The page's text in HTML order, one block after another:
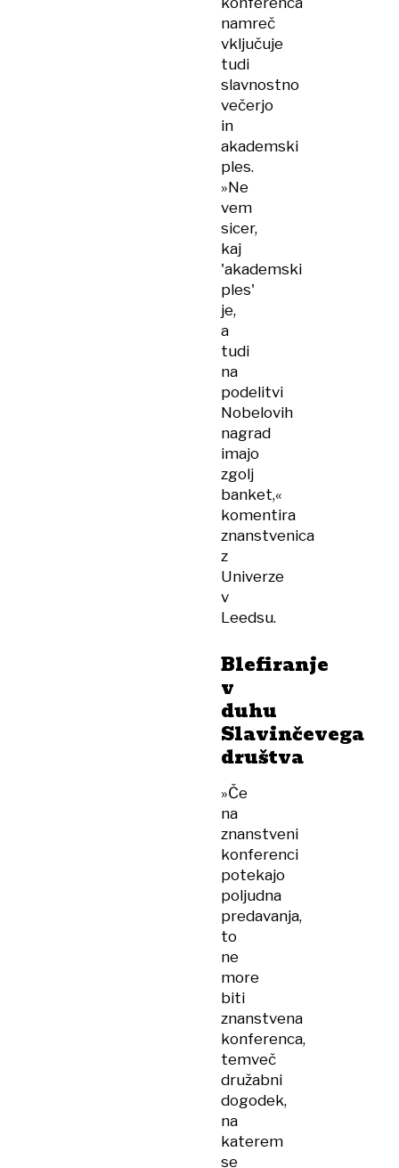
namreč
vključuje
tudi
slavnostno
večerjo
in
akademski
ples.
»Ne
vem
sicer,
kaj
'akademski
ples'
je,
a
tudi
na
podelitvi
Nobelovih
nagrad
imajo
zgolj
banket,«
komentira
znanstvenica
z
Univerze
v
Leedsu.
Blefiranje
v
duhu
Slavinčevega
društva
»Če
na
znanstveni
konferenci
potekajo
poljudna
predavanja,
to
ne
more
biti
znanstvena
konferenca,
temveč
družabni
dogodek,
na
katerem
se